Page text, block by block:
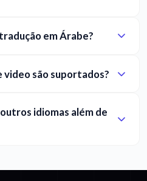
em Árabe?
são suportados?
idiomas além de